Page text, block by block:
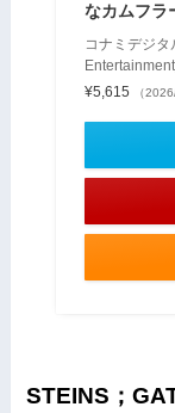
なカムフラ
コナミデジ
¥5,615
（
STEINS；